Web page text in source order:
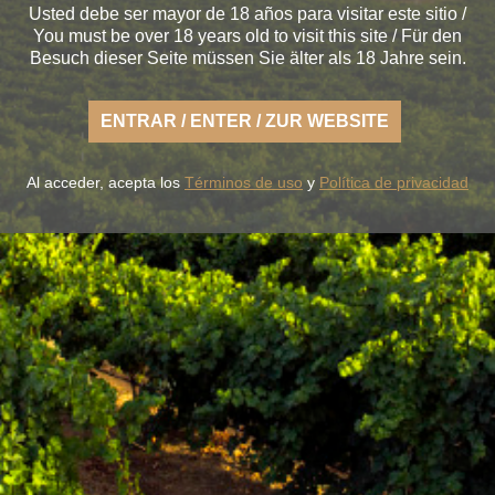
Sie die frische Art eines leichten Rueda, sorglos und
Erde im Geschmack getreu.
WEINE DER WEINKELLER BLUME & GASTRO BLUME &
+34 926 32 24 00 contacto@pagosdelrey.com
Ⓒ 2020 - Privacy Policy- Cookies Policy
Usted debe ser mayor de 18 años para visitar este sitio /
You must be over 18 years old to visit this site / Für den
Besuch dieser Seite müssen Sie älter als 18 Jahre sein.
ENTRAR / ENTER / ZUR WEBSITE
Al acceder, acepta los Términos de uso y Política de privacidad